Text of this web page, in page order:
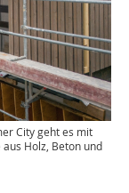
City geht es mit
Holz, Beton und